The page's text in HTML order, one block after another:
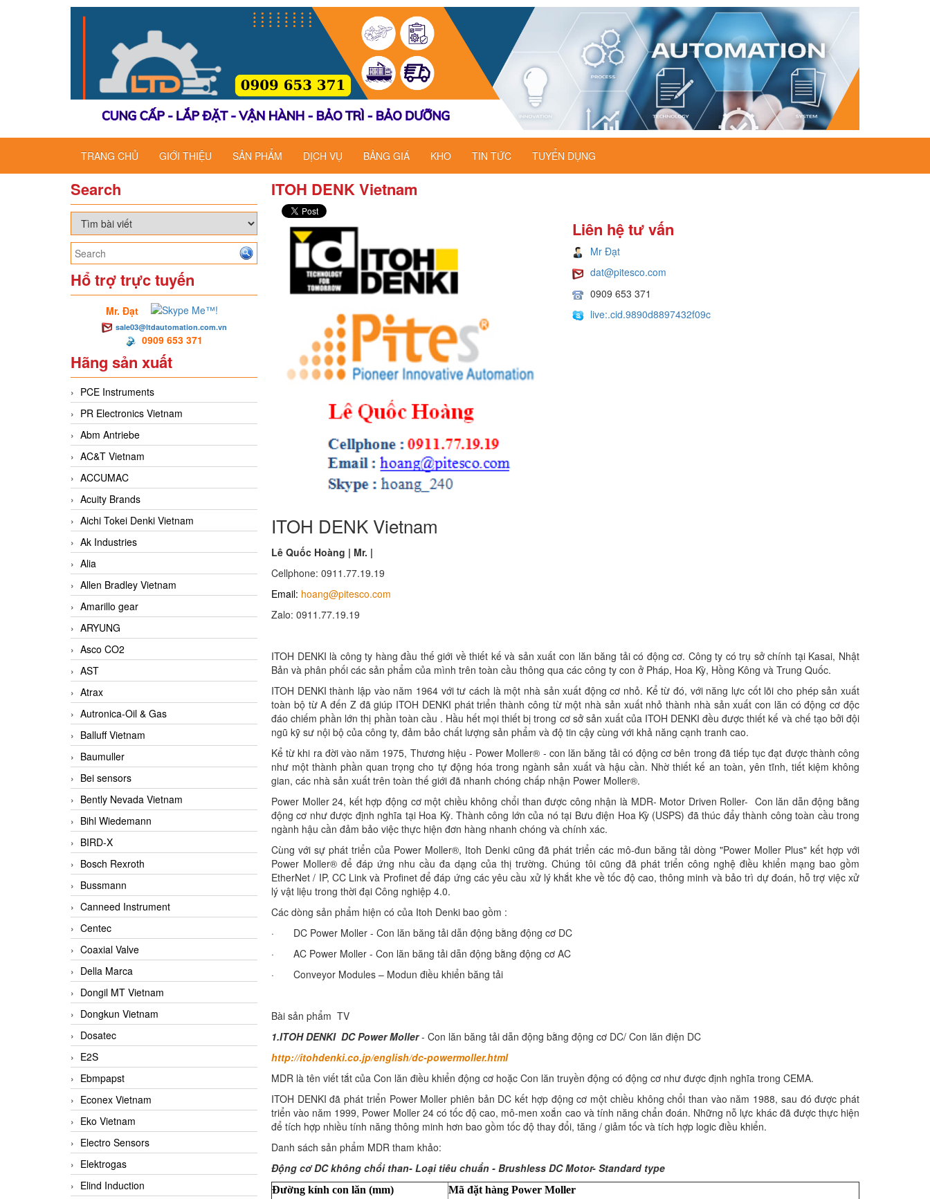
TRANG CHỦ GIỚI THIỆU SẢN PHẨM DỊCH VỤ BẢNG GIÁ KHO TIN TỨC TUYỂN DỤNG
Search
Hổ trợ trực tuyến
Mr. Đạt
sale03@ltdautomation.com.vn
0909 653 371
Hãng sản xuất
PCE Instruments
PR Electronics Vietnam
Abm Antriebe
AC&T Vietnam
ACCUMAC
Acuity Brands
Aichi Tokei Denki Vietnam
Ak Industries
Alia
Allen Bradley Vietnam
Amarillo gear
ARYUNG
Asco CO2
AST
Atrax
Autronica-Oil & Gas
Balluff Vietnam
Baumuller
Bei sensors
Bently Nevada Vietnam
Bihl Wiedemann
BIRD-X
Bosch Rexroth
Bussmann
Canneed Instrument
Centec
Coaxial Valve
Della Marca
Dongil MT Vietnam
Dongkun Vietnam
Dosatec
E2S
Ebmpapst
Econex Vietnam
Eko Vietnam
Electro Sensors
Elektrogas
Elind Induction
ITOH DENK Vietnam
Liên hệ tư vấn
Mr Đạt
dat@pitesco.com
0909 653 371
live:.cid.9890d8897432f09c
ITOH DENK Vietnam
Lê Quốc Hoàng | Mr. |
Cellphone: 0911.77.19.19
Email: hoang@pitesco.com
Zalo: 0911.77.19.19
ITOH DENKI là công ty hàng đầu thế giới về thiết kế và sản xuất con lăn băng tải có động cơ. Công ty có trụ sở chính tại Kasai, Nhật
Bản và phân phối các sản phẩm của mình trên toàn cầu thông qua các công ty con ở Pháp, Hoa Kỳ, Hồng Kông và Trung Quốc.
ITOH DENKI thành lập vào năm 1964 với tư cách là một nhà sản xuất động cơ nhỏ. Kể từ đó, với năng lực cốt lõi cho phép sản xuất
toàn bộ từ A đến Z đã giúp ITOH DENKI phát triển thành công từ một nhà sản xuất nhỏ thành nhà sản xuất con lăn có động cơ độc
đáo chiếm phần lớn thị phần toàn cầu . Hầu hết mọi thiết bị trong cơ sở sản xuất của ITOH DENKI đều được thiết kế và chế tạo bởi đội
ngũ kỹ sư nội bộ của công ty, đảm bảo chất lượng sản phẩm và độ tin cậy cùng với khả năng cạnh tranh cao.
Kể từ khi ra đời vào năm 1975, Thương hiệu - Power Moller® - con lăn băng tải có động cơ bên trong đã tiếp tục đạt được thành công
như một thành phần quan trọng cho tự động hóa trong ngành sản xuất và hậu cần. Nhờ thiết kế an toàn, yên tĩnh, tiết kiệm không
gian, các nhà sản xuất trên toàn thế giới đã nhanh chóng chấp nhận Power Moller®.
Power Moller 24, kết hợp động cơ một chiều không chổi than được công nhận là MDR- Motor Driven Roller- Con lăn dẫn động bằng
động cơ như được định nghĩa tại Hoa Kỳ. Thành công lớn của nó tại Bưu điện Hoa Kỳ (USPS) đã thúc đẩy thành công toàn cầu trong
ngành hậu cần đảm bảo việc thực hiện đơn hàng nhanh chóng và chính xác.
Cùng với sự phát triển của Power Moller®, Itoh Denki cũng đã phát triển các mô-đun băng tải dòng "Power Moller Plus" kết hợp với
Power Moller® để đáp ứng nhu cầu đa dạng của thị trường. Chúng tôi cũng đã phát triển công nghệ điều khiển mạng bao gồm
EtherNet / IP, CC Link và Profinet để đáp ứng các yêu cầu xử lý khắt khe về tốc độ cao, thông minh và bảo trì dự đoán, hỗ trợ việc xử
lý vật liệu trong thời đại Công nghiệp 4.0.
Các dòng sản phẩm hiện có của Itoh Denki bao gồm :
· DC Power Moller - Con lăn băng tải dẫn động bằng động cơ DC
· AC Power Moller - Con lăn băng tải dẫn động bằng động cơ AC
· Conveyor Modules – Modun điều khiển băng tải
Bài sản phẩm TV
1.ITOH DENKI DC Power Moller- Con lăn băng tải dẫn động bằng động cơ DC/ Con lăn điện DC
http://itohdenki.co.jp/english/dc-powermoller.html
MDR là tên viết tắt của Con lăn điều khiển động cơ hoặc Con lăn truyền động có động cơ như được định nghĩa trong CEMA.
ITOH DENKI đã phát triển Power Moller phiên bản DC kết hợp động cơ một chiều không chổi than vào năm 1988, sau đó được phát
triển vào năm 1999, Power Moller 24 có tốc độ cao, mô-men xoắn cao và tính năng chẩn đoán. Những nỗ lực khác đã được thực hiện
để tích hợp nhiều tính năng thông minh hơn bao gồm tốc độ thay đổi, tăng / giảm tốc và tích hợp logic điều khiển.
Danh sách sản phẩm MDR tham khảo:
Động cơ DC không chổi than- Loại tiêu chuẩn - Brushless DC Motor- Standard type
Đường kính con lăn (mm)
Mã đặt hàng Power Moller